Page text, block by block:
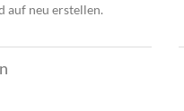
auf neu erstellen.